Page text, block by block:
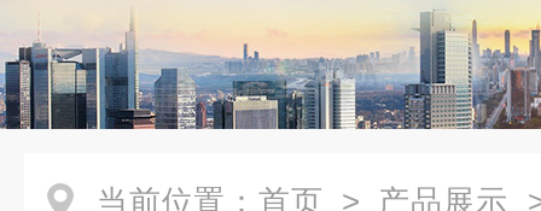
当前位置： 首页 > 产品展示